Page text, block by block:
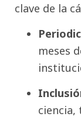
clave de la
meses
ciencia,